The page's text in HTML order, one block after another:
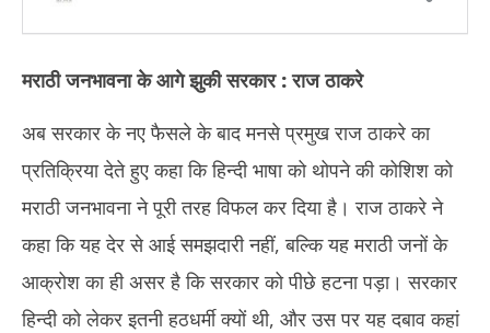
मराठी जनभावना के आगे झुकी सरकार : राज ठाकरे
अब सरकार के नए फैसले के बाद मनसे प्रमुख राज ठाकरे का
प्रतिक्रिया देते हुए कहा कि हिन्दी भाषा को थोपने की कोशिश को
मराठी जनभावना ने पूरी तरह विफल कर दिया है। राज ठाकरे ने
कहा कि यह देर से आई समझदारी नहीं, बल्कि यह मराठी जनों के
आक्रोश का ही असर है कि सरकार को पीछे हटना पड़ा। सरकार
हिन्दी को लेकर इतनी हठधर्मी क्यों थी, और उस पर यह दबाव कहां